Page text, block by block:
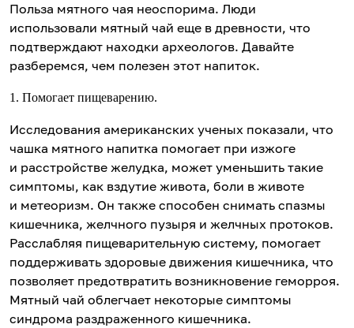
Польза мятного чая неоспорима. Люди
использовали мятный чай еще в древности, что
подтверждают находки археологов. Давайте
разберемся, чем полезен этот напиток.
1. Помогает пищеварению.
Исследования американских ученых показали, что
чашка мятного напитка помогает при изжоге
и расстройстве желудка, может уменьшить такие
симптомы, как вздутие живота, боли в животе
и метеоризм. Он также способен снимать спазмы
кишечника, желчного пузыря и желчных протоков.
Расслабляя пищеварительную систему, помогает
поддерживать здоровые движения кишечника, что
позволяет предотвратить возникновение геморроя.
Мятный чай облегчает некоторые симптомы
синдрома раздраженного кишечника.